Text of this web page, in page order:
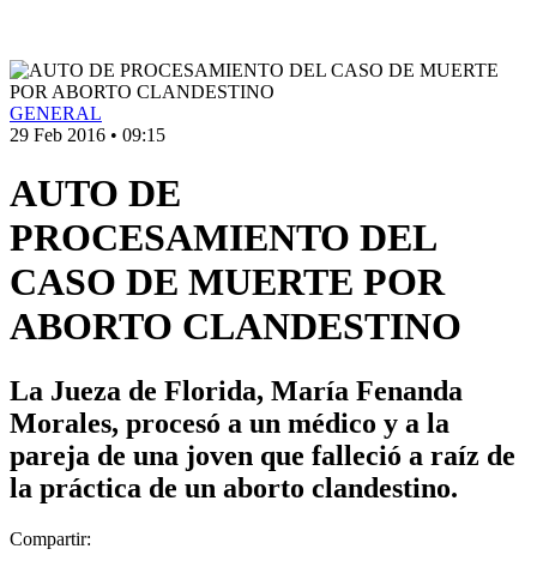
GENERAL
29 Feb 2016 • 09:15
AUTO DE
PROCESAMIENTO DEL
CASO DE MUERTE POR
ABORTO CLANDESTINO
La Jueza de Florida, María Fenanda
Morales, procesó a un médico y a la
pareja de una joven que falleció a raíz de
la práctica de un aborto clandestino.
Compartir: